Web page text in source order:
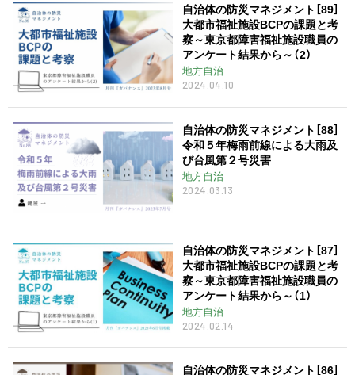
自治体の防災マネジメント［89］
大都市福祉施設BCPの課題と考
察～東京都障害福祉施設職員の
アンケート結果から～（2）
地方自治
2024.04.10
自治体の防災マネジメント［88］
令和５年梅雨前線による大雨及
び台風第２号災害
地方自治
2024.03.13
自治体の防災マネジメント［87］
大都市福祉施設BCPの課題と考
察～東京都障害福祉施設職員の
アンケート結果から～（1）
地方自治
2024.02.14
自治体の防災マネジメント［86］